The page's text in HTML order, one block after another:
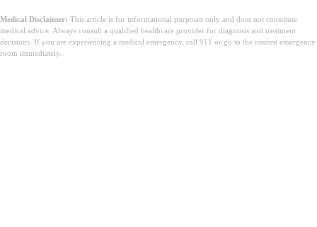
Medical Disclaimer: This article is for informational purposes only and does not constitute
medical advice. Always consult a qualified healthcare provider for diagnosis and treatment
decisions. If you are experiencing a medical emergency, call 911 or go to the nearest emergency
room immediately.